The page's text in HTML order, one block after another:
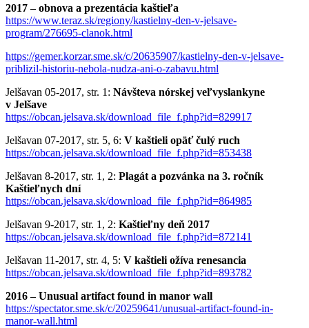
2017 – obnova a prezentácia kaštieľa
https://www.teraz.sk/regiony/kastielny-den-v-jelsave-
program/276695-clanok.html
https://gemer.korzar.sme.sk/c/20635907/kastielny-den-v-jelsave-
priblizil-historiu-nebola-nudza-ani-o-zabavu.html
Jelšavan 05-2017, str. 1: Návšteva nórskej veľvyslankyne
v Jelšave
https://obcan.jelsava.sk/download_file_f.php?id=829917
Jelšavan 07-2017, str. 5, 6: V kaštieli opäť čulý ruch
https://obcan.jelsava.sk/download_file_f.php?id=853438
Jelšavan 8-2017, str. 1, 2: Plagát a pozvánka na 3. ročník
Kaštieľnych dní
https://obcan.jelsava.sk/download_file_f.php?id=864985
Jelšavan 9-2017, str. 1, 2: Kaštieľny deň 2017
https://obcan.jelsava.sk/download_file_f.php?id=872141
Jelšavan 11-2017, str. 4, 5: V kaštieli ožíva renesancia
https://obcan.jelsava.sk/download_file_f.php?id=893782
2016 – Unusual artifact found in manor wall
https://spectator.sme.sk/c/20259641/unusual-artifact-found-in-
manor-wall.html